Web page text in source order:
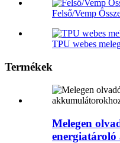
Felső/Vemp
TPU webes
Termékek
Melegen